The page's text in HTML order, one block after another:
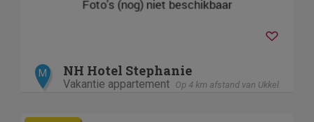
M NH Hotel Stephanie
Vakantie appartement Op 4 km afstand van Ukkel